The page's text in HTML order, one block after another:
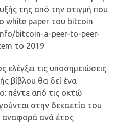
της από την στιγμή που
white paper του bitcoin
bitcoin-a-peer-to-peer-
το 2019
ελέγξει τις υποσημειώσεις
βίβλου θα δεί ένα
πέντε από τις οκτώ
στην δεκαετία του
αναφορά ανά έτος